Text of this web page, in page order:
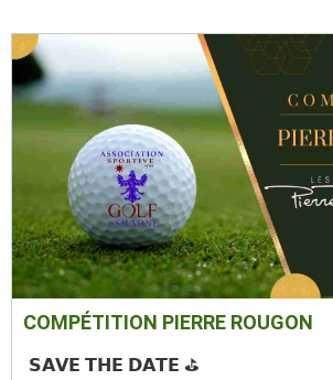
COMPÉTITION PIERRE ROUGON
𝗦𝗔𝗩𝗘 𝗧𝗛𝗘 𝗗𝗔𝗧𝗘 ⛳️